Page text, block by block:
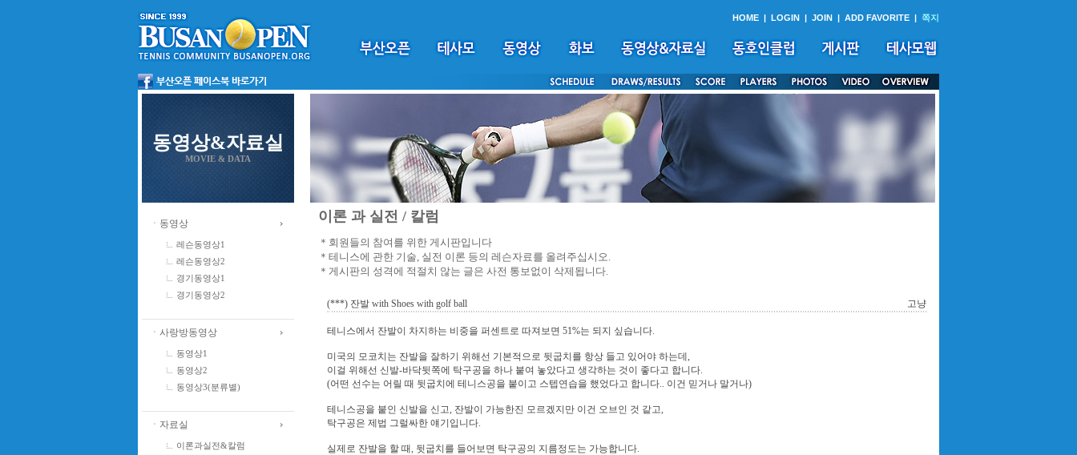
HOME | LOGIN | JOIN | ADD FAVORITE | 쪽지
동영상&자료실
MOVIE & DATA
ㆍ동영상
레슨동영상1
레슨동영상2
경기동영상1
경기동영상2
ㆍ사랑방동영상
동영상1
동영상2
동영상3(분류별)
ㆍ자료실
이론과실전&칼럼
이론 과 실전 / 칼럼
＊회원들의 참여를 위한 게시판입니다
＊테니스에 관한 기술, 실전 이론 등의 레슨자료를 올려주십시오.
＊게시판의 성격에 적절치 않는 글은 사전 통보없이 삭제됩니다.
(***) 잔발 with Shoes with golf ball 고냥
테니스에서 잔발이 차지하는 비중을 퍼센트로 따져보면 51%는 되지 싶습니다.
미국의 모코치는 잔발을 잘하기 위해선 기본적으로 뒷굽치를 항상 들고 있어야 하는데,
이걸 위해선 신발-바닥뒷쪽에 탁구공을 하나 붙여 놓았다고 생각하는 것이 좋다고 합니다.
(어떤 선수는 어릴 때 뒷굽치에 테니스공을 붙이고 스텝연습을 했었다고 합니다.. 이건 믿거나 말거나)
테니스공을 붙인 신발을 신고, 잔발이 가능한진 모르겠지만 이건 오브인 것 같고,
탁구공은 제법 그럴싸한 얘기입니다.
실제로 잔발을 할 때, 뒷굽치를 들어보면 탁구공의 지름정도는 가능합니다.